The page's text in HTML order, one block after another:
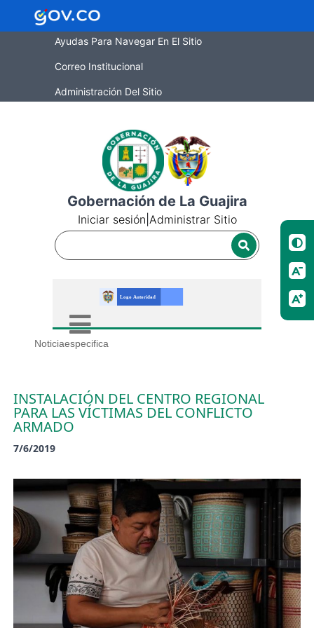
Ayudas Para Navegar En El Sitio
Correo Institucional
Administración Del Sitio
Gobernación de La Guajira
Iniciar sesión Administrar Sitio
Noticiaespecifica
INSTALACIÓN DEL CENTRO REGIONAL
PARA LAS VÍCTIMAS DEL CONFLICTO
ARMADO
7/6/2019